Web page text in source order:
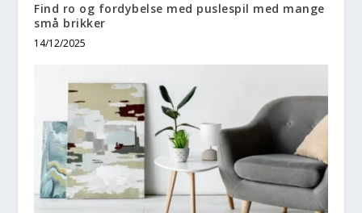
Find ro og fordybelse med puslespil med mange
små brikker
14/12/2025